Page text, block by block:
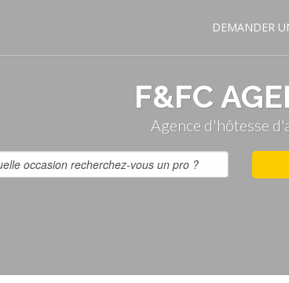
DEMANDER
F&FC
Agence d'hôtesse